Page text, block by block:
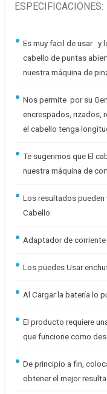
ESPECIFICACIONES:
Es muy facil de usar y
cabello de puntas
nuestra máquina de
Nos permite por su
encrespados, rizados,
el cabello tenga
Te sugerimos que El
nuestra máquina de
Los resultados
Cabello
Adaptador de
Los puedes Usar
Al Cargar la batería lo
El producto requiere
que funcione como
De principio a fin,
obtener el mejor